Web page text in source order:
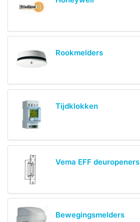
Rookmelders
Tijdklokken
Vema EFF deuropeners
Bewegingsmelders